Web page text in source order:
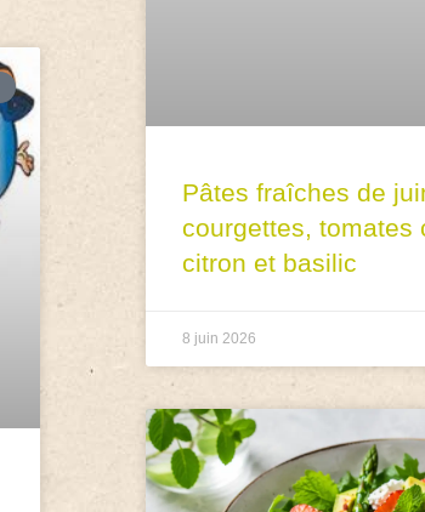
Pâtes fraîches de
courgettes, tomates
citron et basilic
8 juin 2026